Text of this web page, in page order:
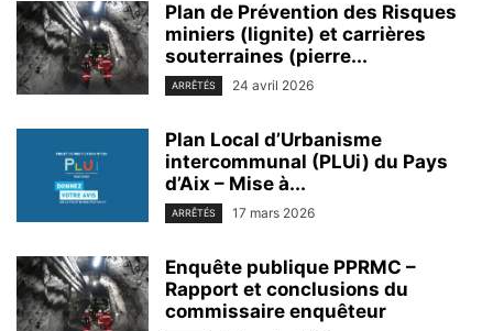
Plan de Prévention des Risques
miniers (lignite) et carrières
souterraines (pierre...
ARRÊTÉS 24 avril 2026
Plan Local d’Urbanisme
intercommunal (PLUi) du Pays
d’Aix – Mise à...
ARRÊTÉS 17 mars 2026
Enquête publique PPRMC –
Rapport et conclusions du
commissaire enquêteur